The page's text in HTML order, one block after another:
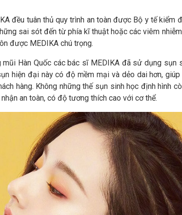
đều tuân thủ quy trình an toàn được Bộ y tế kiểm
sai sót đến từ phía kĩ thuật hoặc các viêm
được MEDIKA chú trọng.
mũi Hàn Quốc các bác sĩ MEDIKA đã sử dụng sụn
hiện đại này có độ mềm mại và dẻo dai hơn,
hàng. Không những thế sụn sinh học định hình
an toàn, có độ tương thích cao với cơ thể.